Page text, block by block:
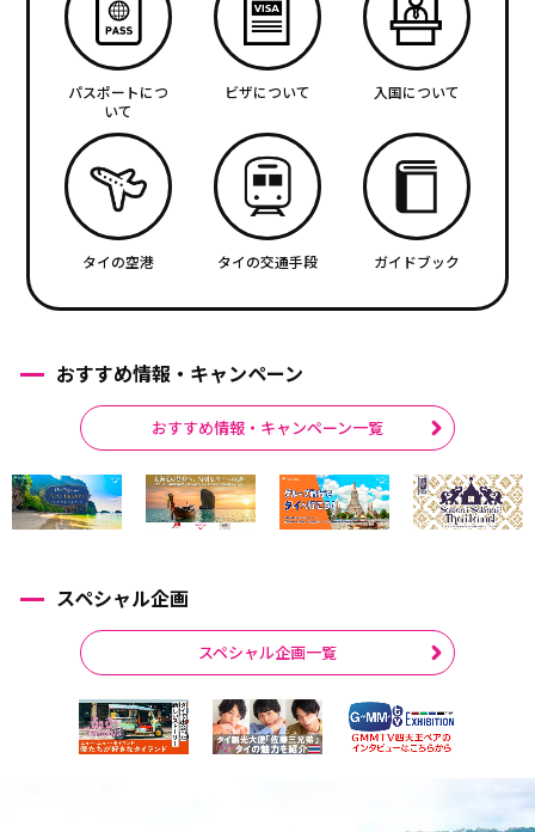
パスポートにつ
いて
ビザについて 入国について
タイの空港 タイの交通手段 ガイドブック
おすすめ情報・キャンペーン
おすすめ情報・キャンペーン一覧
スペシャル企画
スペシャル企画一覧